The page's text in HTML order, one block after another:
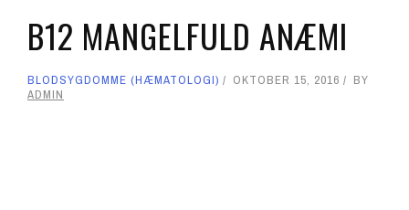
B12 MANGELFULD ANÆMI
BLODSYGDOMME (HÆMATOLOGI) OKTOBER 15, 2016
BY
ADMIN